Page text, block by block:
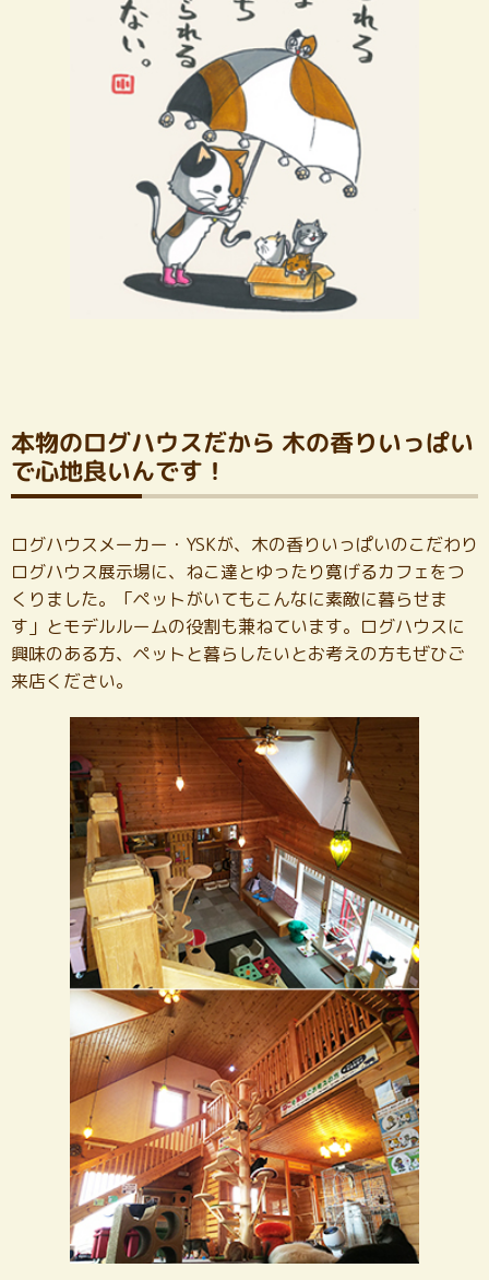
本物のログハウスだから 木の香りいっぱい
で心地良いんです！
ログハウスメーカー・YSKが、木の香りいっぱいのこだわり
ログハウス展示場に、ねこ達とゆったり寛げるカフェをつ
くりました。「ペットがいてもこんなに素敵に暮らせま
す」とモデルルームの役割も兼ねています。ログハウスに
興味のある方、ペットと暮らしたいとお考えの方もぜひご
来店ください。